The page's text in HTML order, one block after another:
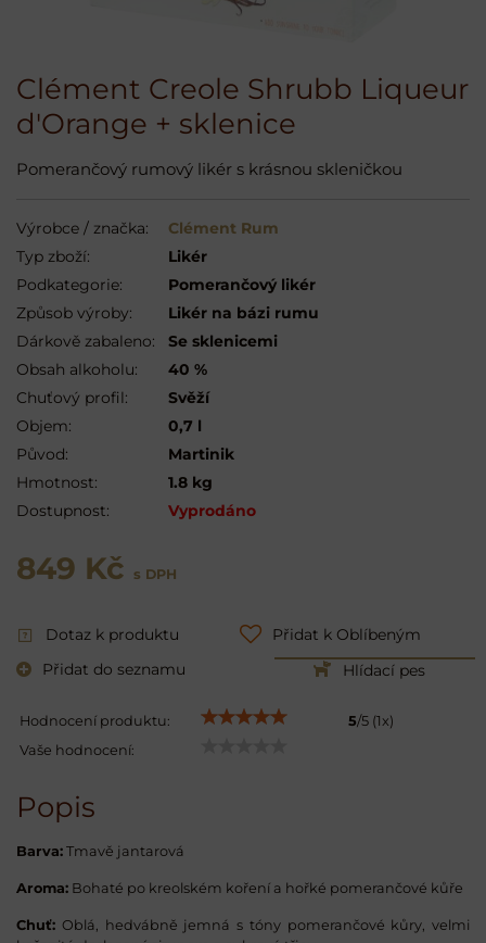
Clément Creole Shrubb Liqueur
d'Orange + sklenice
Pomerančový rumový likér s krásnou skleničkou
Výrobce / značka:
Clément Rum
Typ zboží:
Likér
Podkategorie:
Pomerančový likér
Způsob výroby:
Likér na bázi rumu
Dárkově zabaleno:
Se sklenicemi
Obsah alkoholu:
40 %
Chuťový profil:
Svěží
Objem:
0,7 l
Původ:
Martinik
Hmotnost:
1.8 kg
Dostupnost:
Vyprodáno
849 Kč s DPH
Dotaz k produktu
Přidat k Oblíbeným
Přidat do seznamu
Hlídací pes
Hodnocení produktu: 5/5 (1 x)
Vaše hodnocení:
Popis
Barva: Tmavě jantarová
Aroma: Bohaté po kreolském koření a hořké pomerančové kůře
Chuť: Oblá, hedvábně jemná s tóny pomerančové kůry, velmi